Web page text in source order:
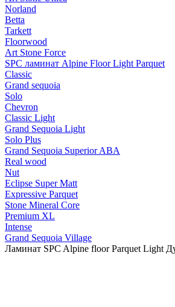
Norland
Betta
Tarkett
Floorwood
Art Stone Force
SPC ламинат Alpine Floor Light Parquet
Classic
Grand sequoia
Solo
Chevron
Classic Light
Grand Sequoia Light
Solo Plus
Grand Sequoia Superior ABA
Real wood
Nut
Eclipse Super Matt
Expressive Parquet
Stone Mineral Core
Premium XL
Intense
Grand Sequoia Village
Ламинат SPC Alpine floor Parquet Light